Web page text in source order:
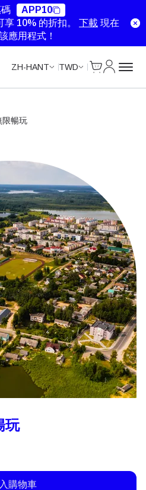
碼
APP10
享 10% 的折扣。 下載 現在
應用程式！
ZH-HANT TWD
限暢玩
玩
購物車